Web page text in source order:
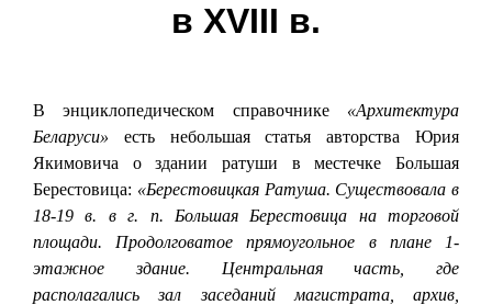
в XVIII в.
В энциклопедическом справочнике «Архитектура
Беларуси» есть небольшая статья авторства Юрия
Якимовича о здании ратуши в местечке Большая
Берестовица: «Берестовицкая Ратуша. Существовала в
18-19 в. в г. п. Большая Берестовица на торговой
площади. Продолговатое прямоугольное в плане 1-
этажное здание. Центральная часть, где
располагались зал заседаний магистрата, архив,